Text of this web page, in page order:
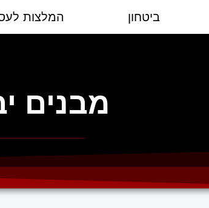
ביטחון המלצות
מבנים